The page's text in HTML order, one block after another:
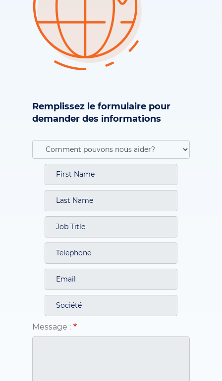
Remplissez le formulaire pour
demander des informations
Message :